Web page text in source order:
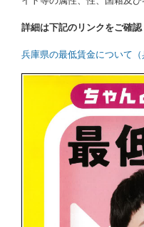
詳細は下記のリンクをご確
兵庫県の最低賃金について（